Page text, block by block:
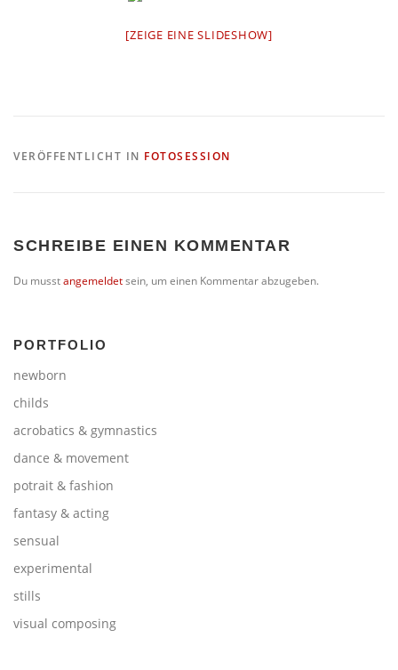
[ZEIGE EINE SLIDESHOW]
VERÖFFENTLICHT IN FOTOSESSION
SCHREIBE EINEN KOMMENTAR
Du musstangemeldetsein, um einen Kommentar abzugeben.
PORTFOLIO
newborn
childs
acrobatics & gymnastics
dance & movement
potrait & fashion
fantasy & acting
sensual
experimental
stills
visual composing